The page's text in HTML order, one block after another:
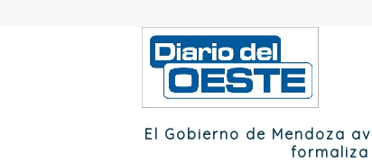
El Gobierno de Mendoza